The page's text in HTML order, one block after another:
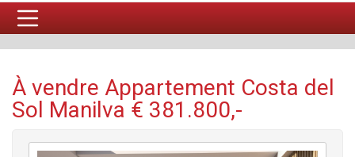
À vendre Appartement Costa del
Sol Manilva € 381.800,-